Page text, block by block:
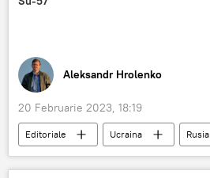
Aleksandr Hrolenko
20 Februarie 2023, 18:19
Editoriale Ucraina
Rusia
India
Su-57